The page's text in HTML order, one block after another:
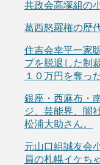
共政会高塚組の
葛西怒羅権の歴
住吉会幸平一家
プを脱退した制
１０万円を奪っ
銀座・西麻布・
ジ、芸能界、闇
松浦大助さん。
元山口組誠友会
員の札幌イケち